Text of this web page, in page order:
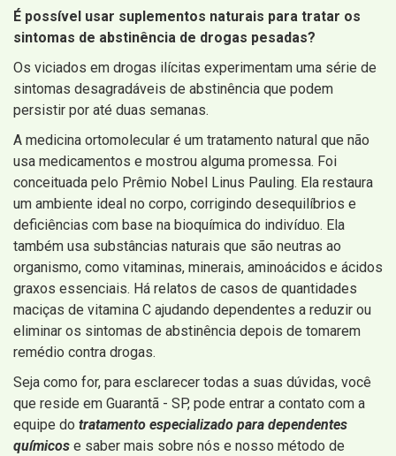
É possível usar suplementos naturais para tratar os
sintomas de abstinência de drogas pesadas?
Os viciados em drogas ilícitas experimentam uma série de
sintomas desagradáveis ​​de abstinência que podem
persistir por até duas semanas.
A medicina ortomolecular é um tratamento natural que não
usa medicamentos e mostrou alguma promessa. Foi
conceituada pelo Prêmio Nobel Linus Pauling. Ela restaura
um ambiente ideal no corpo, corrigindo desequilíbrios e
deficiências com base na bioquímica do indivíduo. Ela
também usa substâncias naturais que são neutras ao
organismo, como vitaminas, minerais, aminoácidos e ácidos
graxos essenciais. Há relatos de casos de quantidades
maciças de vitamina C ajudando dependentes a reduzir ou
eliminar os sintomas de abstinência depois de tomarem
remédio contra drogas.
Seja como for, para esclarecer todas a suas dúvidas, você
que reside em Guarantã - SP, pode entrar a contato com a
equipe do tratamento especializado para dependentes
químicos e saber mais sobre nós e nosso método de